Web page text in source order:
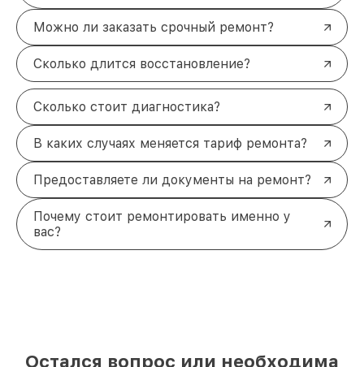
Можно ли заказать срочный ремонт?
Сколько длится восстановление?
Сколько стоит диагностика?
В каких случаях меняется тариф ремонта?
Предоставляете ли документы на ремонт?
Почему стоит ремонтировать именно у
вас?
Остался вопрос или необходима